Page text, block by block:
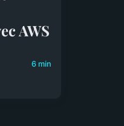
AWS
6 min